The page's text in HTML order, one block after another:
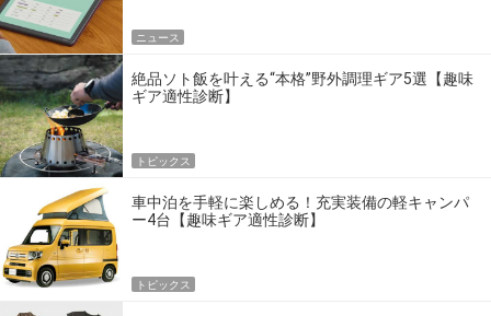
ニュース
絶品ソト飯を叶える“本格”野外調理ギア5選【趣味
ギア適性診断】
トピックス
車中泊を手軽に楽しめる！充実装備の軽キャンパ
ー4台【趣味ギア適性診断】
トピックス